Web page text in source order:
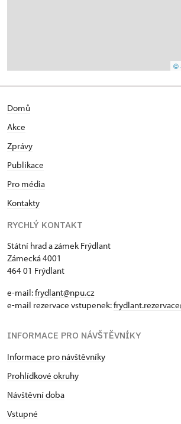
©
Domů
Akce
Zprávy
Publikace
Pro média
Kontakty
RYCHLÝ KONTAKT
Státní hrad a zámek Frýdlant
Zámecká 4001
464 01 Frýdlant
e-mail:frydlant@npu.cz
e-mail rezervace vstupenek:
INFORMACE PRO NÁVŠTĚVNÍKY
Informace pro návštěvníky
Prohlídkové okruhy
Návštěvní doba
Vstupné